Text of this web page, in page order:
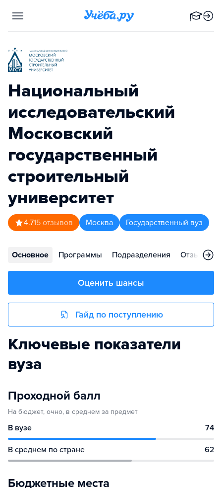
Национальный
исследовательский
Московский
государственный
строительный
университет
4.715 отзывов Москва Государственный вуз
Основное Программы Подразделения Отзывы
Оценить шансы
Гайд по поступлению
Ключевые показатели
вуза
Проходной балл
На бюджет, очно, в среднем за предмет
В вузе 74
В среднем по стране 62
Бюджетные места